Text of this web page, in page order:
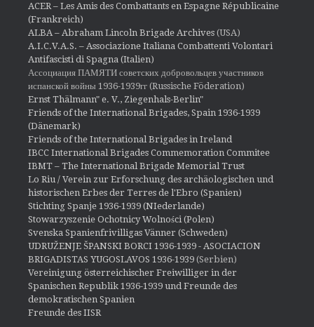
ACER – Les Amis des Combattants en Espagne Républicaine
(Frankreich)
ALBA – Abraham Lincoln Brigade Archives (USA)
A.I.C.V.A.S. – Associazione Italiana Combattenti Volontari
Antifascisti di Spagna (Italien)
Ассоциация ПАМЯТИ советских добровольцев участников
испанской войны 1936-1939гг (Russische Föderation)
Ernst Thälmann" e. V., Ziegenhals-Berlin"
Friends of the International Brigades, Spain 1936-1939
(Dänemark)
Friends of the International Brigades in Ireland
IBCC International Brigades Commemoration Commitee
IBMT – The International Brigade Memorial Trust
Lo Riu / Verein zur Erforschung des archäologischen und
historischen Erbes der Terres de l'Ebro (Spanien)
Stichting Spanje 1936-1939 (NIederlande)
Stowarzyszenie Ochotnicy Wolności (Polen)
Svenska Spanienfrivilligas Vänner (Schweden)
UDRUŽENJE ŠPANSKI BORCI 1936-1939 - ASOCIACION
BRIGADISTAS YUGOSLAVOS 1936-1939 (Serbien)
Vereinigung österreichischer Freiwilliger in der
Spanischen Republik 1936-1939 und Freunde des
demokratischen Spanien
Freunde des IISR